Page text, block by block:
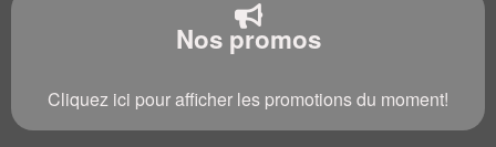
Nos promos
Cliquez ici pour afficher les promotions du moment!